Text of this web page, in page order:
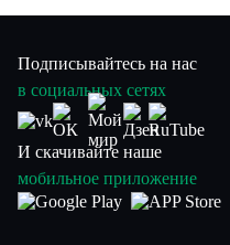
Подписывайтесь на нас
в социальных сетях
И скачивайте наше
мобильное приложение